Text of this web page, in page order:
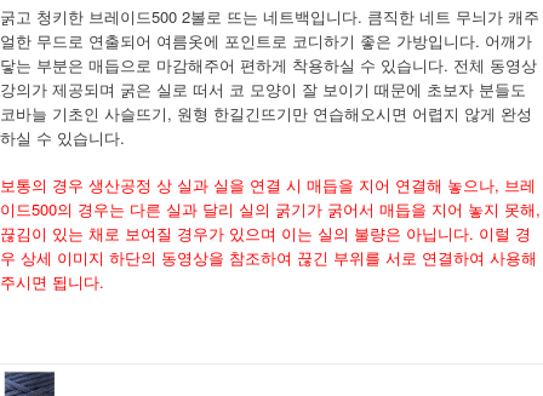
굵고 청키한 브레이드500 2볼로 뜨는 네트백입니다. 큼직한 네트 무늬가 캐주
얼한 무드로 연출되어 여름옷에 포인트로 코디하기 좋은 가방입니다. 어깨가
닿는 부분은 매듭으로 마감해주어 편하게 착용하실 수 있습니다. 전체 동영상
강의가 제공되며 굵은 실로 떠서 코 모양이 잘 보이기 때문에 초보자 분들도
코바늘 기초인 사슬뜨기, 원형 한길긴뜨기만 연습해오시면 어렵지 않게 완성
하실 수 있습니다.
보통의 경우 생산공정 상 실과 실을 연결 시 매듭을 지어 연결해 놓으나, 브레
이드500의 경우는 다른 실과 달리 실의 굵기가 굵어서 매듭을 지어 놓지 못해,
끊김이 있는 채로 보여질 경우가 있으며 이는 실의 불량은 아닙니다. 이럴 경
우 상세 이미지 하단의 동영상을 참조하여 끊긴 부위를 서로 연결하여 사용해
주시면 됩니다.